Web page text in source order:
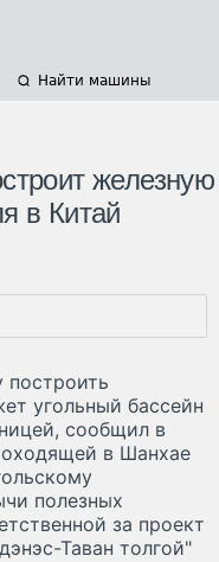
Найти машины
железную
в Китай
построить
угольный бассейн
сообщил в
в Шанхае
полезных
за проект
Таван толгой"